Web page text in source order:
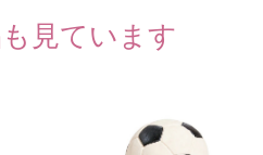
見ています